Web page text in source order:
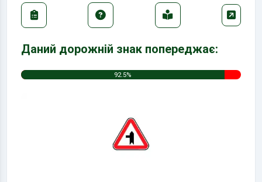
Даний дорожній знак попереджає:
92.5%